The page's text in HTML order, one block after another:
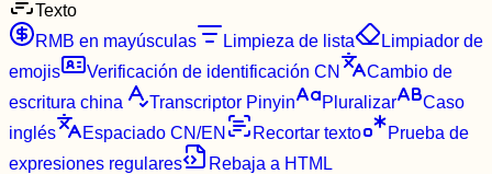
Texto
RMB en mayúsculas
Limpieza de lista
Limpiador de
emojis
Verificación de identificación CN
Cambio de
escritura china
Transcriptor Pinyin Pluralizar
Caso
inglés
Espaciado CN/EN Recortar texto
Prueba de
expresiones regulares
Rebaja a HTML